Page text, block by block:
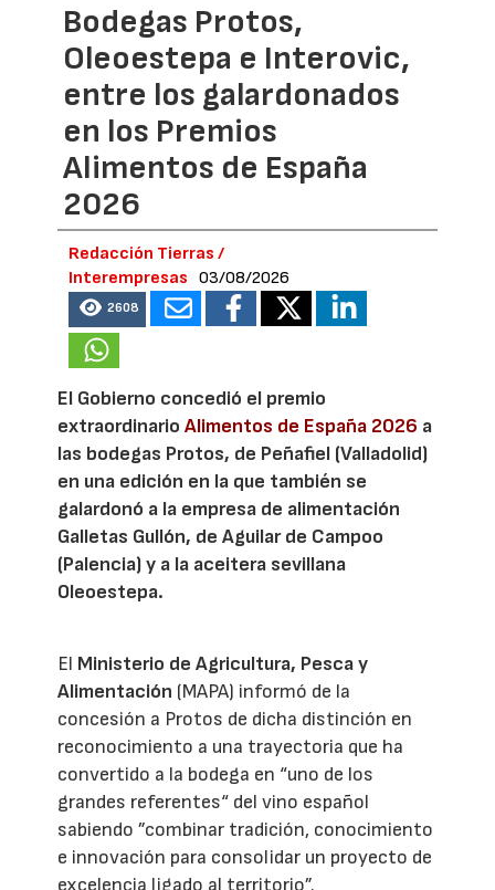
Bodegas Protos,
Oleoestepa e Interovic,
entre los galardonados
en los Premios
Alimentos de España
2026
Redacción Tierras /
Interempresas
03/08/2026
2608
El Gobierno concedió el premio
extraordinarioAlimentos de España 2026 a
las bodegas Protos, de Peñafiel (Valladolid)
en una edición en la que también se
galardonó a la empresa de alimentación
Galletas Gullón, de Aguilar de Campoo
(Palencia) y a la aceitera sevillana
Oleoestepa.
El Ministerio de Agricultura, Pesca y
Alimentación (MAPA) informó de la
concesión a Protos de dicha distinción en
reconocimiento a una trayectoria que ha
convertido a la bodega en “uno de los
grandes referentes“ del vino español
sabiendo ”combinar tradición, conocimiento
e innovación para consolidar un proyecto de
excelencia ligado al territorio”.